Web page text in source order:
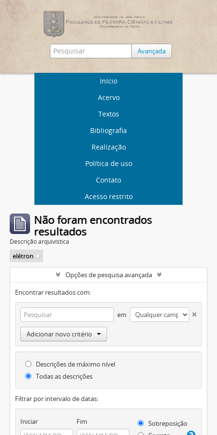
Avançada
Início
Acervo
Textos
Bibliografia
Realização
Política de uso
Contato
Acesso restrito
Não foram encontrados
resultados
Descrição arquivística
elétron
Opções de pesquisa avançada
Encontrar resultados com:
em
Adicionar novo critério
Descrições de máximo nível
Todas as descrições
Filtrar por intervalo de datas:
Iniciar Fim
Sobreposição